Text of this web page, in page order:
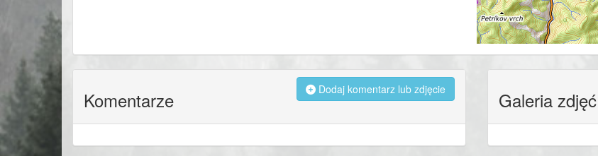
Komentarze Dodaj komentarz lub zdjęcie Galeria zdjęć